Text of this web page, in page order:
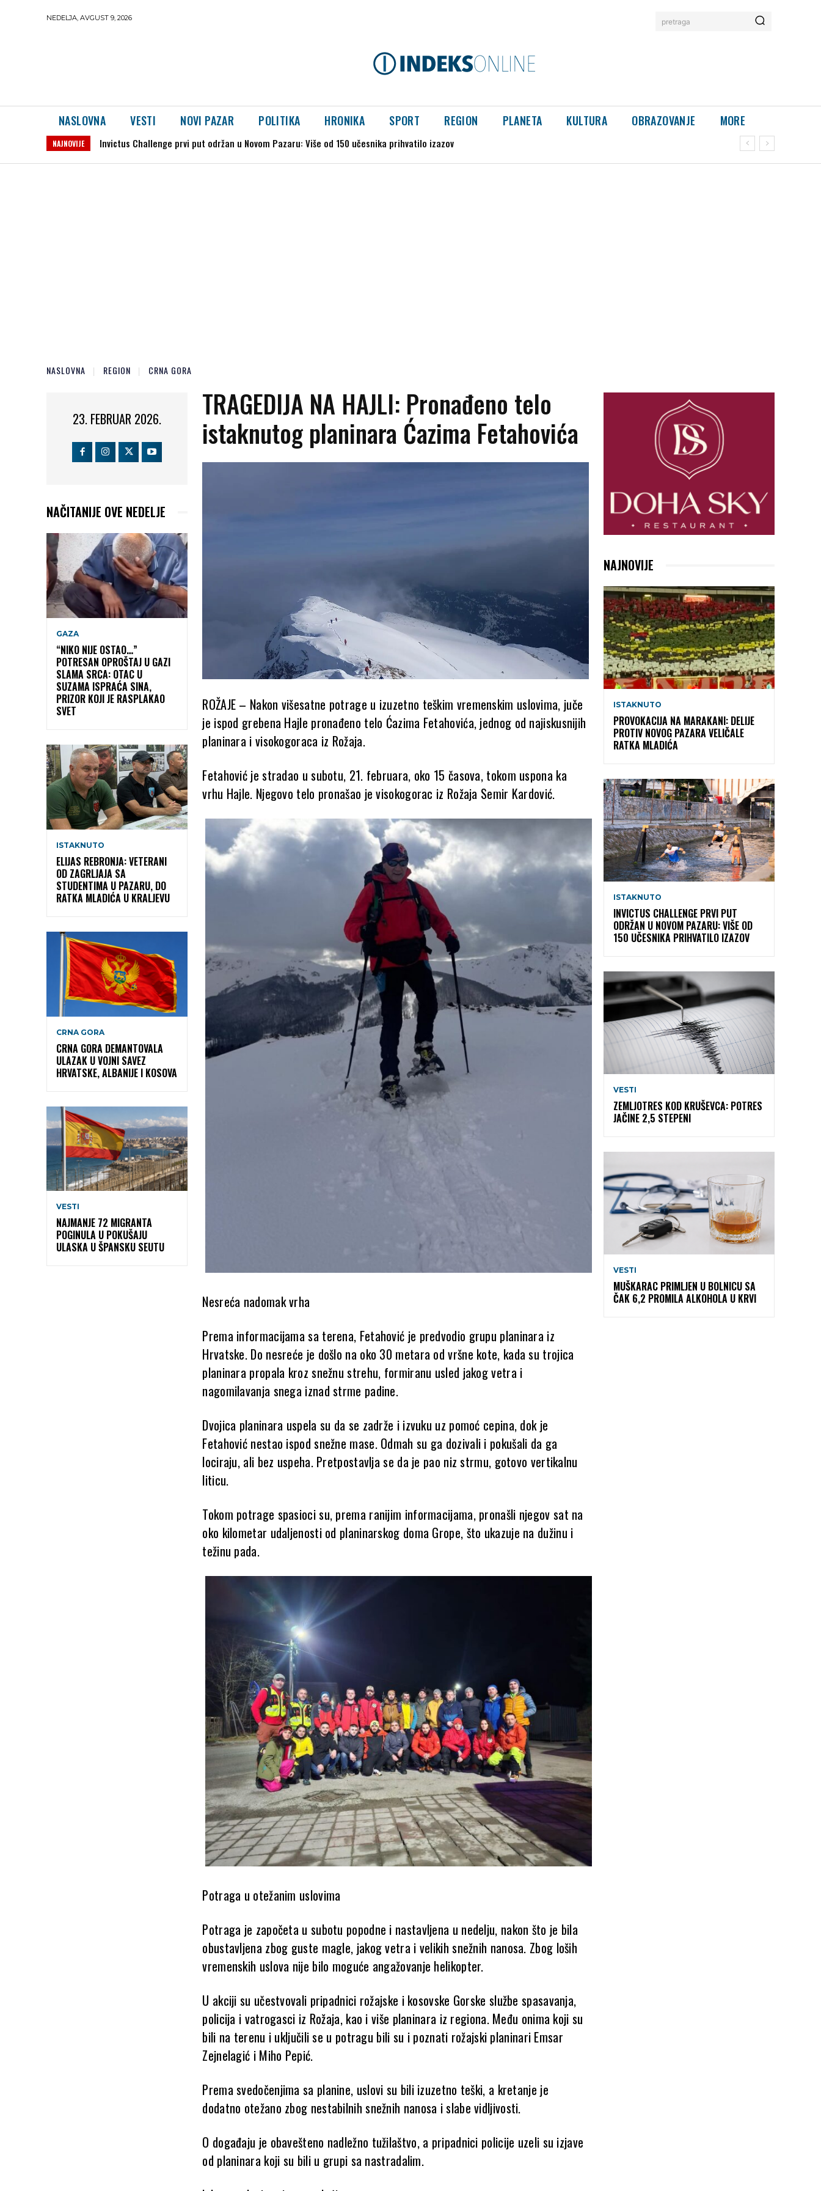
NEDELJA, AVGUST 9, 2026 pretraga
NASLOVNA VESTI NOVI PAZAR POLITIKA HRONIKA SPORT REGION PLANETA KULTURA OBRAZOVANJE MORE
NAJNOVIJE Zemljotres kod Kruševca: Potres jačine 2,5 stepeni
NASLOVNA REGION CRNA GORA
23. FEBRUAR 2026.
NAČITANIJE OVE NEDELJE
GAZA
“NIKO NIJE OSTAO…”
POTRESAN OPROŠTAJ U GAZI
SLAMA SRCA: OTAC U
SUZAMA ISPRAĆA SINA,
PRIZOR KOJI JE RASPLAKAO
SVET
ISTAKNUTO
ELIJAS REBRONJA: VETERANI
OD ZAGRLJAJA SA
STUDENTIMA U PAZARU, DO
RATKA MLADIĆA U KRALJEVU
CRNA GORA
CRNA GORA DEMANTOVALA
ULAZAK U VOJNI SAVEZ
HRVATSKE, ALBANIJE I KOSOVA
VESTI
NAJMANJE 72 MIGRANTA
POGINULA U POKUŠAJU
ULASKA U ŠPANSKU SEUTU
TRAGEDIJA NA HAJLI: Pronađeno telo
istaknutog planinara Ćazima Fetahovića
ROŽAJE – Nakon višesatne potrage u izuzetno teškim vremenskim uslovima, juče
je ispod grebena Hajle pronađeno telo Ćazima Fetahovića, jednog od najiskusnijih
planinara i visokogoraca iz Rožaja.
Fetahović je stradao u subotu, 21. februara, oko 15 časova, tokom uspona ka
vrhu Hajle. Njegovo telo pronašao je visokogorac iz Rožaja Semir Kardović.
Nesreća nadomak vrha
Prema informacijama sa terena, Fetahović je predvodio grupu planinara iz
Hrvatske. Do nesreće je došlo na oko 30 metara od vršne kote, kada su trojica
planinara propala kroz snežnu strehu, formiranu usled jakog vetra i
nagomilavanja snega iznad strme padine.
Dvojica planinara uspela su da se zadrže i izvuku uz pomoć cepina, dok je
Fetahović nestao ispod snežne mase. Odmah su ga dozivali i pokušali da ga
lociraju, ali bez uspeha. Pretpostavlja se da je pao niz strmu, gotovo vertikalnu
liticu.
Tokom potrage spasioci su, prema ranijim informacijama, pronašli njegov sat na
oko kilometar udaljenosti od planinarskog doma Grope, što ukazuje na dužinu i
težinu pada.
Potraga u otežanim uslovima
Potraga je započeta u subotu popodne i nastavljena u nedelju, nakon što je bila
obustavljena zbog guste magle, jakog vetra i velikih snežnih nanosa. Zbog loših
vremenskih uslova nije bilo moguće angažovanje helikopter.
U akciji su učestvovali pripadnici rožajske i kosovske Gorske službe spasavanja,
policija i vatrogasci iz Rožaja, kao i više planinara iz regiona. Među onima koji su
bili na terenu i uključili se u potragu bili su i poznati rožajski planinari Emsar
Zejnelagić i Miho Pepić.
Prema svedočenjima sa planine, uslovi su bili izuzetno teški, a kretanje je
dodatno otežano zbog nestabilnih snežnih nanosa i slabe vidljivosti.
O događaju je obavešteno nadležno tužilaštvo, a pripadnici policije uzeli su izjave
od planinara koji su bili u grupi sa nastradalim.
NAJNOVIJE
ISTAKNUTO
PROVOKACIJA NA MARAKANI: DELIJE
PROTIV NOVOG PAZARA VELIČALE
RATKA MLADIĆA
ISTAKNUTO
INVICTUS CHALLENGE PRVI PUT
ODRŽAN U NOVOM PAZARU: VIŠE OD
150 UČESNIKA PRIHVATILO IZAZOV
VESTI
ZEMLJOTRES KOD KRUŠEVCA: POTRES
JAČINE 2,5 STEPENI
VESTI
MUŠKARAC PRIMLJEN U BOLNICU SA
ČAK 6,2 PROMILA ALKOHOLA U KRVI